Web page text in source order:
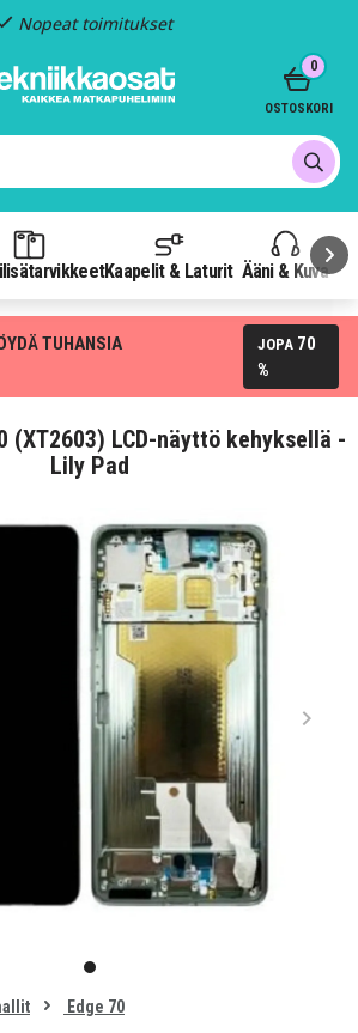
Nopeat toimitukset
Kaapelit & Laturit Ääni & Kuva
0
OSTOSKORI
TUHANSIA
JOPA 70
%
(XT2603) LCD-näyttö kehyksellä -
Lily Pad
item
0
Edge 70